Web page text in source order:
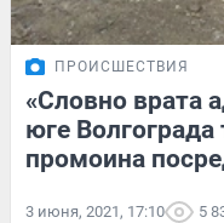
ПРОИСШЕСТВИЯ
«Словно врата
юге Волгограда
промоина
3 июня, 2021, 17:10 5